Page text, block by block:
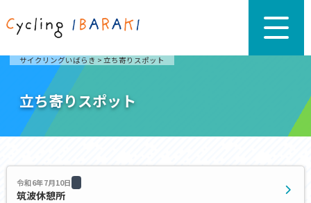
サイクリングいばらき > 立ち寄りスポット
立ち寄りスポット
令和6年7月10日
筑波休憩所